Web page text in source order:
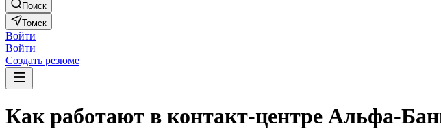
Поиск
Томск
Войти
Войти
Создать резюме
Как работают в контакт-центре Альфа-